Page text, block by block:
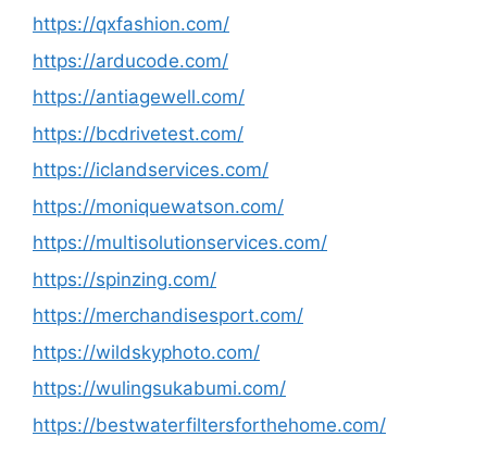
https://qxfashion.com/
https://arducode.com/
https://antiagewell.com/
https://bcdrivetest.com/
https://iclandservices.com/
https://moniquewatson.com/
https://multisolutionservices.com/
https://spinzing.com/
https://merchandisesport.com/
https://wildskyphoto.com/
https://wulingsukabumi.com/
https://bestwaterfiltersforthehome.com/